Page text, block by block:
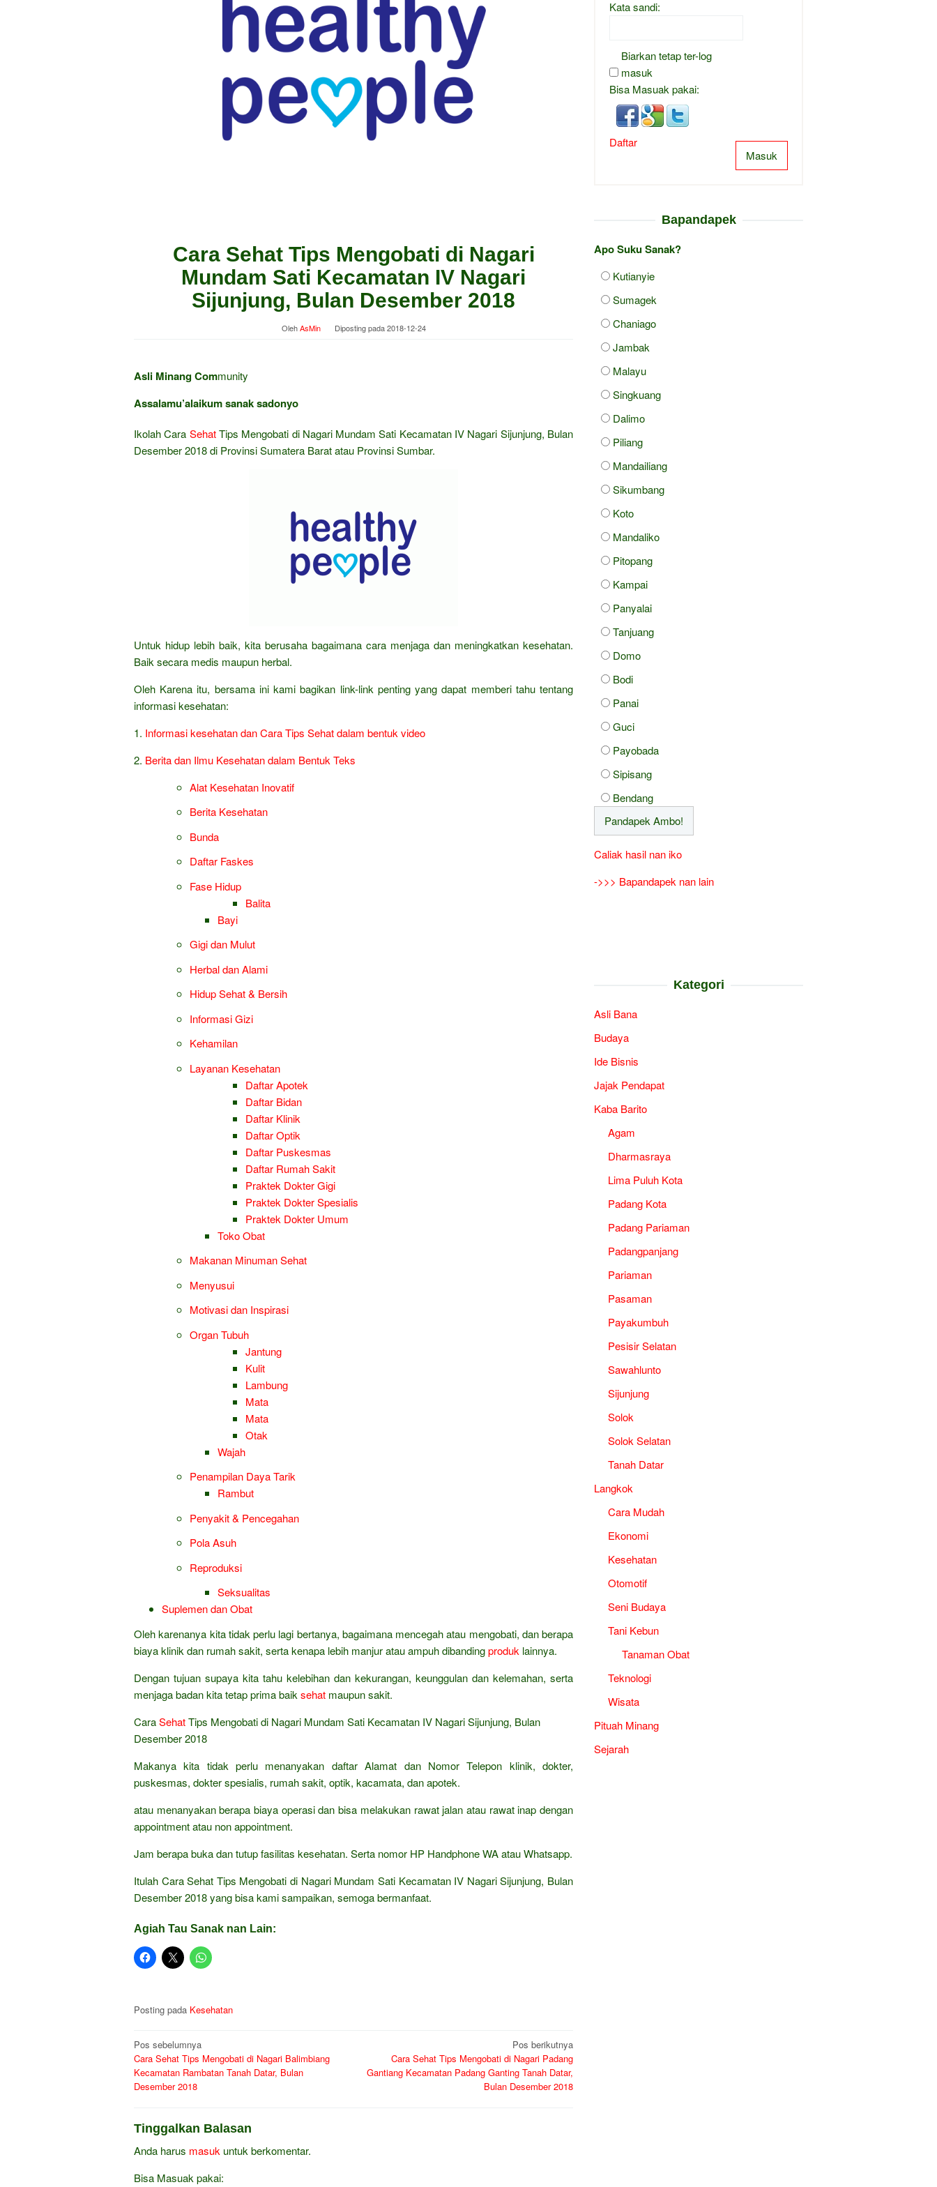
Cara Sehat Tips Mengobati di Nagari
Mundam Sati Kecamatan IV Nagari
Sijunjung, Bulan Desember 2018
OlehAsMin Diposting pada2018-12-24
Asli Minang Community
Assalamu’alaikum sanak sadonyo
Ikolah Cara SehatTips Mengobati di Nagari Mundam Sati Kecamatan IV Nagari Sijunjung, Bulan
Desember 2018 di Provinsi Sumatera Barat atau Provinsi Sumbar.
Untuk hidup lebih baik, kita berusaha bagaimana cara menjaga dan meningkatkan kesehatan.
Baik secara medis maupun herbal.
Oleh Karena itu, bersama ini kami bagikan link-link penting yang dapat memberi tahu tentang
informasi kesehatan:
1. Informasi kesehatan dan Cara Tips Sehat dalam bentuk video
2. Berita dan Ilmu Kesehatan dalam Bentuk Teks
Alat Kesehatan Inovatif
Berita Kesehatan
Bunda
Daftar Faskes
Fase Hidup
Balita
Bayi
Gigi dan Mulut
Herbal dan Alami
Hidup Sehat & Bersih
Informasi Gizi
Kehamilan
Layanan Kesehatan
Daftar Apotek
Daftar Bidan
Daftar Klinik
Daftar Optik
Daftar Puskesmas
Daftar Rumah Sakit
Praktek Dokter Gigi
Praktek Dokter Spesialis
Praktek Dokter Umum
Toko Obat
Makanan Minuman Sehat
Menyusui
Motivasi dan Inspirasi
Organ Tubuh
Jantung
Kulit
Lambung
Mata
Mata
Otak
Wajah
Penampilan Daya Tarik
Rambut
Penyakit & Pencegahan
Pola Asuh
Reproduksi
Seksualitas
Suplemen dan Obat
Oleh karenanya kita tidak perlu lagi bertanya, bagaimana mencegah atau mengobati, dan berapa
biaya klinik dan rumah sakit, serta kenapa lebih manjur atau ampuh dibandingproduk lainnya.
Dengan tujuan supaya kita tahu kelebihan dan kekurangan, keunggulan dan kelemahan, serta
menjaga badan kita tetap prima baik sehat maupun sakit.
CaraSehatTips Mengobati di Nagari Mundam Sati Kecamatan IV Nagari Sijunjung, Bulan
Desember 2018
Makanya kita tidak perlu menanyakan daftar Alamat dan Nomor Telepon klinik, dokter,
puskesmas, dokter spesialis, rumah sakit, optik, kacamata, dan apotek.
atau menanyakan berapa biaya operasi dan bisa melakukan rawat jalan atau rawat inap dengan
appointment atau non appointment.
Jam berapa buka dan tutup fasilitas kesehatan. Serta nomor HP Handphone WA atau Whatsapp.
Itulah Cara Sehat Tips Mengobati di Nagari Mundam Sati Kecamatan IV Nagari Sijunjung, Bulan
Desember 2018 yang bisa kami sampaikan, semoga bermanfaat.
Agiah Tau Sanak nan Lain:
Posting pada Kesehatan
Navigasi
pos
Pos sebelumnya
Cara Sehat Tips Mengobati di Nagari Balimbiang
Kecamatan Rambatan Tanah Datar, Bulan
Desember 2018
Pos berikutnya
Cara Sehat Tips Mengobati di Nagari Padang
Gantiang Kecamatan Padang Ganting Tanah Datar,
Bulan Desember 2018
Tinggalkan Balasan
Anda harus masuk untuk berkomentar.
Bisa Masuak pakai:
Kata sandi:
Biarkan tetap ter-log
masuk
Bisa Masuak pakai:
Masuk
Daftar
Bapandapek
Apo Suku Sanak?
Kutianyie
Sumagek
Chaniago
Jambak
Malayu
Singkuang
Dalimo
Piliang
Mandailiang
Sikumbang
Koto
Mandaliko
Pitopang
Kampai
Panyalai
Tanjuang
Domo
Bodi
Panai
Guci
Payobada
Sipisang
Bendang
Caliak hasil nan iko
->>> Bapandapek nan lain
Kategori
Asli Bana
Budaya
Ide Bisnis
Jajak Pendapat
Kaba Barito
Agam
Dharmasraya
Lima Puluh Kota
Padang Kota
Padang Pariaman
Padangpanjang
Pariaman
Pasaman
Payakumbuh
Pesisir Selatan
Sawahlunto
Sijunjung
Solok
Solok Selatan
Tanah Datar
Langkok
Cara Mudah
Ekonomi
Kesehatan
Otomotif
Seni Budaya
Tani Kebun
Tanaman Obat
Teknologi
Wisata
Pituah Minang
Sejarah